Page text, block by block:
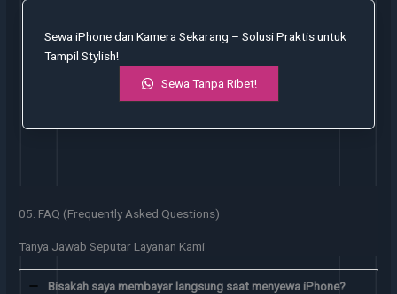
Sewa iPhone dan Kamera Sekarang – Solusi Praktis untuk
Tampil Stylish!
Sewa Tanpa Ribet!
05. FAQ (Frequently Asked Questions)
Tanya Jawab Seputar Layanan Kami
Bisakah saya membayar langsung saat menyewa iPhone?